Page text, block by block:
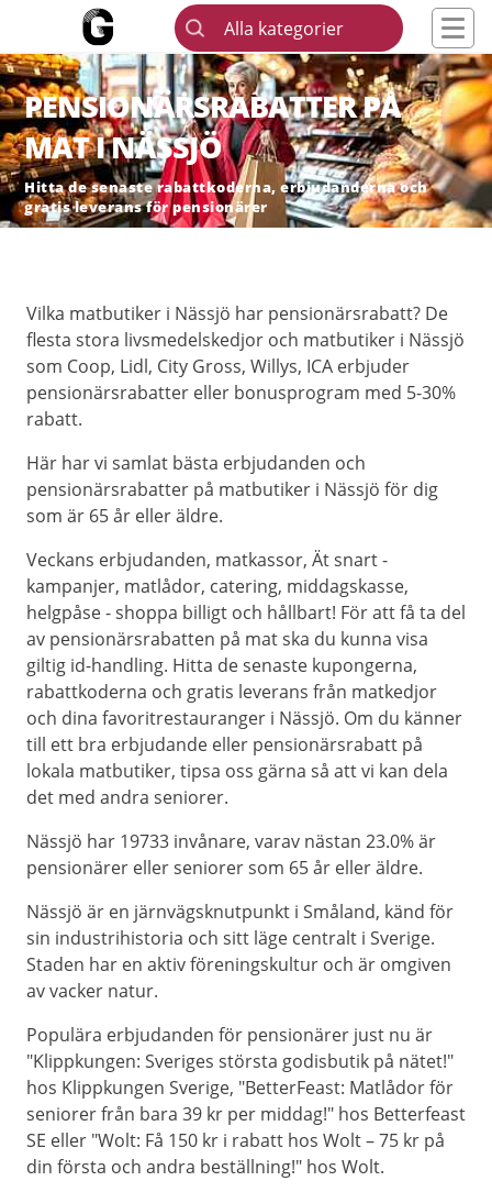
Alla kategorier
PENSIONÄRSRABATTER PÅ
MAT I NÄSSJÖ
Hitta de senaste rabattkoderna, erbjudanderna och
gratis leverans för pensionärer
Vilka matbutiker i Nässjö har pensionärsrabatt? De
flesta stora livsmedelskedjor och matbutiker i Nässjö
som Coop, Lidl, City Gross, Willys, ICA erbjuder
pensionärsrabatter eller bonusprogram med 5-30%
rabatt.
Här har vi samlat bästa erbjudanden och
pensionärsrabatter på matbutiker i Nässjö för dig
som är 65 år eller äldre.
Veckans erbjudanden, matkassor, Ät snart -
kampanjer, matlådor, catering, middagskasse,
helgpåse - shoppa billigt och hållbart! För att få ta del
av pensionärsrabatten på mat ska du kunna visa
giltig id-handling. Hitta de senaste kupongerna,
rabattkoderna och gratis leverans från matkedjor
och dina favoritrestauranger i Nässjö. Om du känner
till ett bra erbjudande eller pensionärsrabatt på
lokala matbutiker, tipsa oss gärna så att vi kan dela
det med andra seniorer.
Nässjö har 19733 invånare, varav nästan 23.0% är
pensionärer eller seniorer som 65 år eller äldre.
Nässjö är en järnvägsknutpunkt i Småland, känd för
sin industrihistoria och sitt läge centralt i Sverige.
Staden har en aktiv föreningskultur och är omgiven
av vacker natur.
Populära erbjudanden för pensionärer just nu är
"Klippkungen: Sveriges största godisbutik på nätet!"
hos Klippkungen Sverige, "BetterFeast: Matlådor för
seniorer från bara 39 kr per middag!" hos Betterfeast
SE eller "Wolt: Få 150 kr i rabatt hos Wolt – 75 kr på
din första och andra beställning!" hos Wolt.